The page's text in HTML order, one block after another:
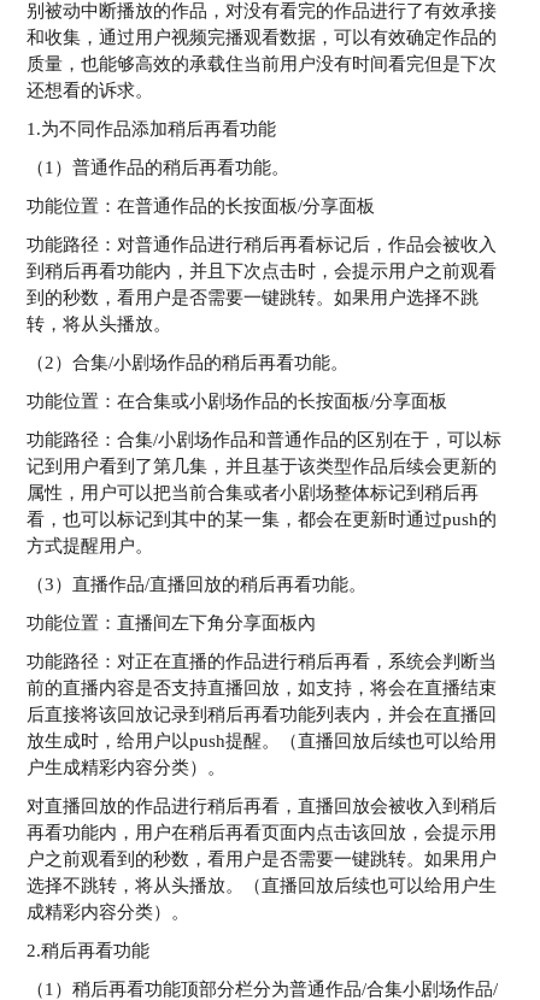
别被动中断播放的作品，对没有看完的作品进行了有效承接
和收集，通过用户视频完播观看数据，可以有效确定作品的
质量，也能够高效的承载住当前用户没有时间看完但是下次
还想看的诉求。
1.为不同作品添加稍后再看功能
（1）普通作品的稍后再看功能。
功能位置：在普通作品的长按面板/分享面板
功能路径：对普通作品进行稍后再看标记后，作品会被收入
到稍后再看功能内，并且下次点击时，会提示用户之前观看
到的秒数，看用户是否需要一键跳转。如果用户选择不跳
转，将从头播放。
（2）合集/小剧场作品的稍后再看功能。
功能位置：在合集或小剧场作品的长按面板/分享面板
功能路径：合集/小剧场作品和普通作品的区别在于，可以标
记到用户看到了第几集，并且基于该类型作品后续会更新的
属性，用户可以把当前合集或者小剧场整体标记到稍后再
看，也可以标记到其中的某一集，都会在更新时通过push的
方式提醒用户。
（3）直播作品/直播回放的稍后再看功能。
功能位置：直播间左下角分享面板內
功能路径：对正在直播的作品进行稍后再看，系统会判断当
前的直播内容是否支持直播回放，如支持，将会在直播结束
后直接将该回放记录到稍后再看功能列表内，并会在直播回
放生成时，给用户以push提醒。（直播回放后续也可以给用
户生成精彩内容分类）。
对直播回放的作品进行稍后再看，直播回放会被收入到稍后
再看功能内，用户在稍后再看页面内点击该回放，会提示用
户之前观看到的秒数，看用户是否需要一键跳转。如果用户
选择不跳转，将从头播放。（直播回放后续也可以给用户生
成精彩内容分类）。
2.稍后再看功能
（1）稍后再看功能顶部分栏分为普通作品/合集小剧场作品/